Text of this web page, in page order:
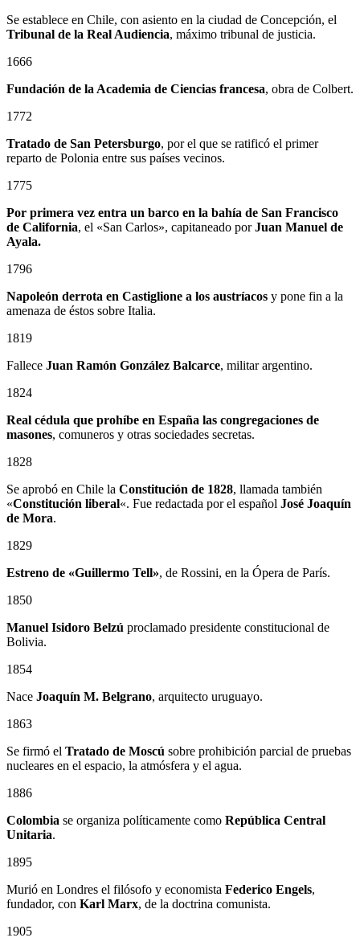
Se establece en Chile, con asiento en la ciudad de Concepción, el
Tribunal de la Real Audiencia, máximo tribunal de justicia.
1666
Fundación de la Academia de Ciencias francesa, obra de Colbert.
1772
Tratado de San Petersburgo, por el que se ratificó el primer
reparto de Polonia entre sus países vecinos.
1775
Por primera vez entra un barco en la bahía de San Francisco
de California, el «San Carlos», capitaneado porJuan Manuel de
Ayala.
1796
Napoleón derrota en Castiglione a los austríacos y pone fin a la
amenaza de éstos sobre Italia.
1819
Fallece Juan Ramón González Balcarce, militar argentino.
1824
Real cédula que prohíbe en España las congregaciones de
masones, comuneros y otras sociedades secretas.
1828
Se aprobó en Chile la Constitución de 1828, llamada también
«Constitución liberal«. Fue redactada por el español José Joaquín
de Mora.
1829
Estreno de «Guillermo Tell», de Rossini, en la Ópera de París.
1850
Manuel Isidoro Belzú proclamado presidente constitucional de
Bolivia.
1854
Nace Joaquín M. Belgrano, arquitecto uruguayo.
1863
Se firmó el Tratado de Moscú sobre prohibición parcial de pruebas
nucleares en el espacio, la atmósfera y el agua.
1886
Colombia se organiza políticamente como República Central
Unitaria.
1895
Murió en Londres el filósofo y economista Federico Engels,
fundador, con Karl Marx, de la doctrina comunista.
1905